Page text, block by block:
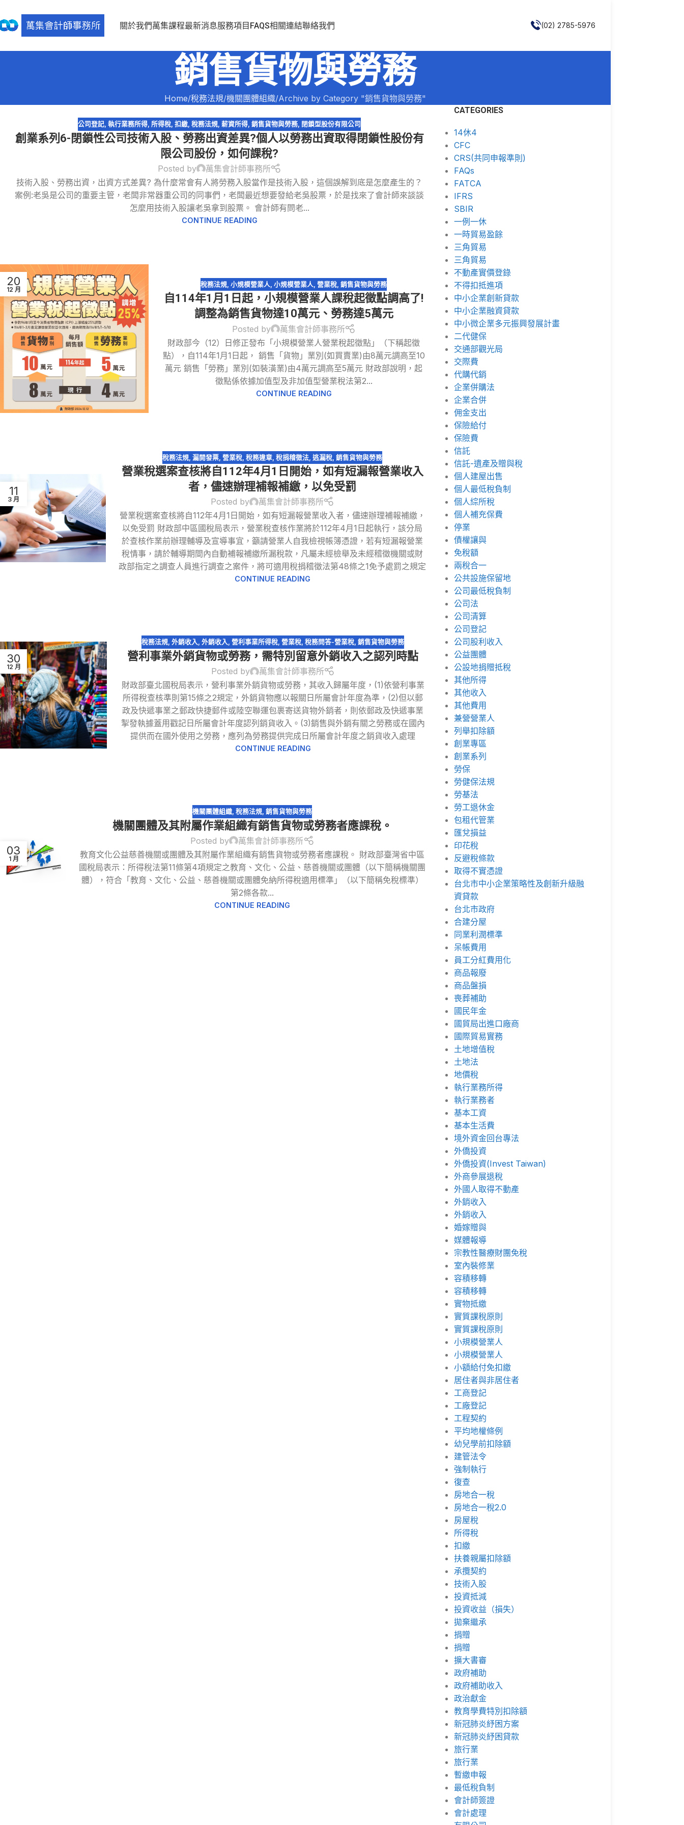
關於我們萬集課程最新消息服務項目 FAQS相關連結聯絡我們 (02) 2785-5976
銷售貨物與勞務
Home 稅務法規 機關團體組織 Archive by Category "銷售貨物與勞務"
31
12 月
公司登記,執行業務所得,所得稅,扣繳,稅務法規,薪資所得,銷售貨物與勞務, 閉鎖型股份有限公司
創業系列6-閉鎖性公司技術入股、勞務出資差異?個人以勞務出資取得閉鎖性股份有
限公司股份，如何課稅?
Posted by
萬集會計師事務所
技術入股、勞務出資，出資方式差異? 為什麼常會有人將勞務入股當作是技術入股，這個誤解到底是怎麼產生的？
案例:老吳是公司的重要主管，老闆非常器重公司的同事們，老闆最近想要發給老吳股票，於是找來了會計師來談談
怎麼用技術入股讓老吳拿到股票。 會計師有問老...
CONTINUE READING
20
12 月
稅務法規 ,小規模營業人 ,小規模營業人 ,營業稅 ,銷售貨物與勞務
自114年1月1日起，小規模營業人課稅起徵點調高了!
調整為銷售貨物達10萬元、勞務達5萬元
Posted by
萬集會計師事務所
財政部今（12）日修正發布「小規模營業人營業稅起徵點」（下稱起徵
點），自114年1月1日起， 銷售「貨物」業別(如買賣業)由8萬元調高至10
萬元 銷售「勞務」業別(如裝潢業)由4萬元調高至5萬元 財政部說明，起
徵點係依據加值型及非加值型營業稅法第2...
CONTINUE READING
11
3 月
稅務法規 ,漏開發票 ,營業稅 ,稅務違章 ,稅捐稽徵法 ,逃漏稅 ,銷售貨物與勞務
營業稅選案查核將自112年4月1日開始，如有短漏報營業收入
者，儘速辦理補報補繳，以免受罰
Posted by
萬集會計師事務所
營業稅選案查核將自112年4月1日開始，如有短漏報營業收入者，儘速辦理補報補繳，
以免受罰 財政部中區國稅局表示，營業稅查核作業將於112年4月1日起執行，該分局
於查核作業前辦理輔導及宣導事宜，籲請營業人自我檢視帳簿憑證，若有短漏報營業
稅情事，請於輔導期間內自動補報補繳所漏稅款，凡屬未經檢舉及未經稽徵機關或財
政部指定之調查人員進行調查之案件，將可適用稅捐稽徵法第48條之1免予處罰之規定
CONTINUE READING
30
12 月
稅務法規,外銷收入,外銷收入,營利事業所得稅,營業稅,稅務問答-營業稅,銷售貨物與勞務
營利事業外銷貨物或勞務，需特別留意外銷收入之認列時點
Posted by
萬集會計師事務所
財政部臺北國稅局表示，營利事業外銷貨物或勞務，其收入歸屬年度，(1)依營利事業
所得稅查核準則第15條之2規定，外銷貨物應以報關日所屬會計年度為準，(2)但以郵
政及快遞事業之郵政快捷郵件或陸空聯運包裹寄送貨物外銷者，則依郵政及快遞事業
掣發執據蓋用戳記日所屬會計年度認列銷貨收入。(3)銷售與外銷有關之勞務或在國內
提供而在國外使用之勞務，應列為勞務提供完成日所屬會計年度之銷貨收入處理
CONTINUE READING
03
1 月
機關團體組織,稅務法規,銷售貨物與勞務
機關團體及其附屬作業組織有銷售貨物或勞務者應課稅。
Posted by
萬集會計師事務所
教育文化公益慈善機關或團體及其附屬作業組織有銷售貨物或勞務者應課稅。 財政部臺灣省中區
國稅局表示：所得稅法第11條第4項規定之教育、文化、公益、慈善機關或團體（以下簡稱機關團
體），符合「教育、文化、公益、慈善機關或團體免納所得稅適用標準」（以下簡稱免稅標準）
第2條各款...
CONTINUE READING
CATEGORIES
14休4
CFC
CRS(共同申報準則)
FAQs
FATCA
IFRS
SBIR
一例一休
一時貿易盈餘
三角貿易
三角貿易
不動產實價登錄
不得扣抵進項
中小企業創新貸款
中小企業融資貸款
中小微企業多元振興發展計畫
二代健保
交通部觀光局
交際費
代購代銷
企業併購法
企業合併
佣金支出
保險給付
保險費
信託
信託-遺產及贈與稅
個人建屋出售
個人最低稅負制
個人綜所稅
個人補充保費
停業
債權讓與
免稅額
兩稅合一
公共設施保留地
公司最低稅負制
公司法
公司清算
公司登記
公司股利收入
公益團體
公設地捐贈抵稅
其他所得
其他收入
其他費用
兼營營業人
列舉扣除額
創業專區
創業系列
勞保
勞健保法規
勞基法
勞工退休金
包租代管業
匯兌損益
印花稅
反避稅條款
取得不實憑證
台北市中小企業策略性及創新升級融
資貸款
台北市政府
合建分屋
同業利潤標準
呆帳費用
員工分紅費用化
商品報廢
商品盤損
喪葬補助
國民年金
國貿局出進口廠商
國際貿易實務
土地增值稅
土地法
地價稅
執行業務所得
執行業務者
基本工資
基本生活費
境外資金回台專法
外僑投資
外僑投資(Invest Taiwan)
外商參展退稅
外國人取得不動產
外銷收入
外銷收入
婚嫁贈與
媒體報導
宗教性醫療財團免稅
室內裝修業
容積移轉
容積移轉
實物抵繳
實質課稅原則
實質課稅原則
小規模營業人
小規模營業人
小額給付免扣繳
居住者與非居住者
工商登記
工廠登記
工程契約
平均地權條例
幼兒學前扣除額
建管法令
強制執行
復查
房地合一稅
房地合一稅2.0
房屋稅
所得稅
扣繳
扶養親屬扣除額
承攬契約
技術入股
投資抵減
投資收益（損失）
拋棄繼承
捐贈
捐贈
擴大書審
政府補助
政府補助收入
政治獻金
教育學費特別扣除額
新冠肺炎紓困方案
新冠肺炎紓困貸款
旅行業
旅行業
暫繳申報
最低稅負制
會計師簽證
會計處理